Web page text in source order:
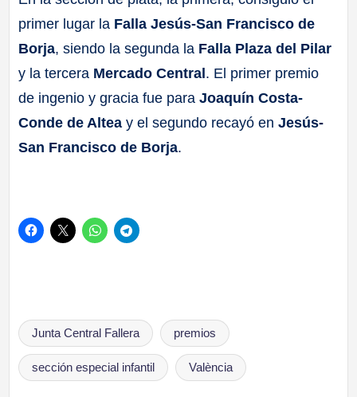
primer lugar la Falla Jesús-San Francisco de
Borja, siendo la segunda la Falla Plaza del Pilar
y la tercera Mercado Central . El primer premio
de ingenio y gracia fue paraJoaquín Costa-
Conde de Altea y el segundo recayó enJesús-
San Francisco de Borja.
Etiquetas:
Junta Central Fallera premios
sección especial infantil València